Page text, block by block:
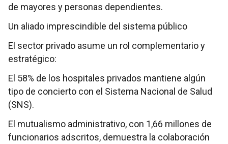
de mayores y personas dependientes.
Un aliado imprescindible del sistema público
El sector privado asume un rol complementario y
estratégico:
El 58% de los hospitales privados mantiene algún
tipo de concierto con el Sistema Nacional de Salud
(SNS).
El mutualismo administrativo, con 1,66 millones de
funcionarios adscritos, demuestra la colaboración